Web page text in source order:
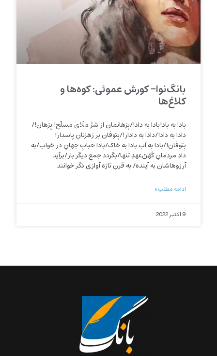
بانگ‌نوا- کورش عموئی: کوه‌ها و
کلاغ‌ها
بادا به باد!بادا به داد!/بِرَهانمان از شرِّ ملّای مسلّح! بِرَهان!/
دادا به داد!/دادا به دادار!/بِتوفان بر رَهزنانِ پاسدار!
بِتوفان!/بادا به آب بادا به خاک/بادا حبابِ جهانِ در خواب/به
دادِ مردمانِ کُهَنْ‌عهدِ تنها/بگردد جمع دیگر بار/برآید
آرزوهاشان به آینده/ به قرنِ تازه آوازی دگر خوانند
ادامه مطلب »
9 اکتبر 2022